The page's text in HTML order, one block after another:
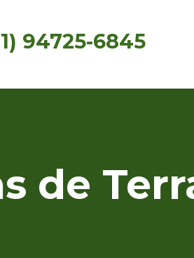
94725-6845
de